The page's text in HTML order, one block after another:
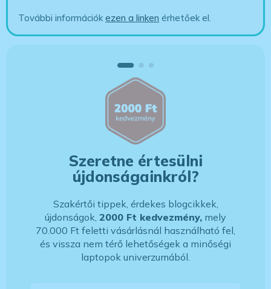
További információkezen a linken érhetőek el.
Szeretne értesülni
újdonságainkról?
Szakértői tippek, érdekes blogcikkek,
újdonságok, 2000 Ft kedvezmény, mely
70.000 Ft feletti vásárlásnál használható fel,
és vissza nem térő lehetőségek a minőségi
laptopok univerzumából.